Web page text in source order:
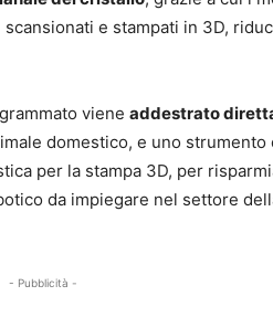
e stampati in 3D,
viene addestrato
domestico, e uno strumento
per la stampa 3D, per
da impiegare nel settore
- Pubblicità -